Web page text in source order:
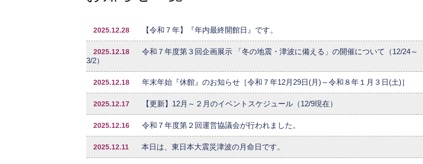
2025.12.28 【令和７年】『年内最終開館日』です。
2025.12.18
令和７年度第３回企画展示 「冬の地震・津波に備える」の開催について（12/24～
3/2）
2025.12.18 年末年始『休館』のお知らせ［令和７年12月29日(月)～令和８年１月３日(土)］
2025.12.17 【更新】12月～２月のイベントスケジュール（12/9現在）
2025.12.16 令和７年度第２回運営協議会が行われました。
2025.12.11 本日は、東日本大震災津波の月命日です。